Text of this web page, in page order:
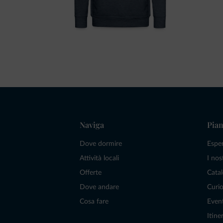
Naviga
Dove dormire
Attività locali
Offerte
Dove andare
Cosa fare
I